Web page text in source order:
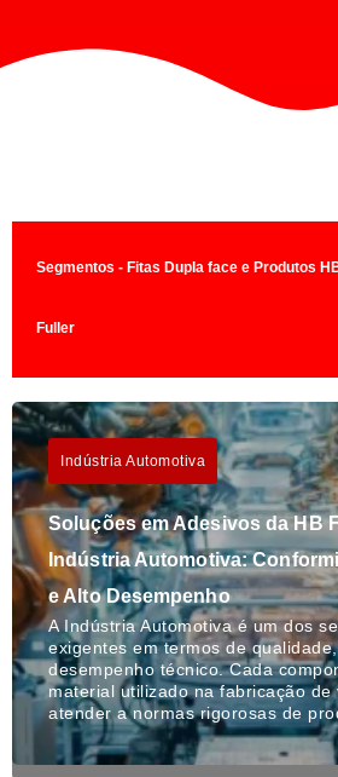
Segmentos - Fitas Dupla face e Produtos
Fuller
Indústria Automotiva
Soluções em Adesivos da HB
Indústria Automotiva:
e Alto Desempenho
A Indústria Automotiva é um dos
exigentes em termos de
desempenho técnico. Cada
material utilizado na fabricação de
atender a normas rigorosas de